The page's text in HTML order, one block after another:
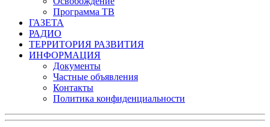
Программа ТВ
ГАЗЕТА
РАДИО
ТЕРРИТОРИЯ РАЗВИТИЯ
ИНФОРМАЦИЯ
Документы
Частные объявления
Контакты
Политика конфиденциальности